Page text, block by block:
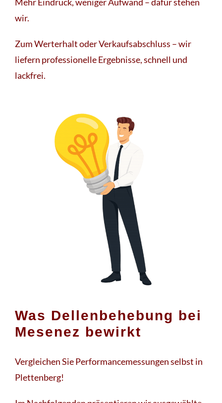
wir.
Zum Werterhalt oder Verkaufsabschluss – wir
liefern professionelle Ergebnisse, schnell und
lackfrei.
Was Dellenbehebung bei
Mesenez bewirkt
Vergleichen Sie Performancemessungen selbst in
Plettenberg!